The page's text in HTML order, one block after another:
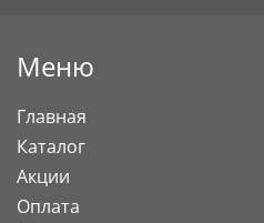
Меню
Главная
Каталог
Акции
Оплата